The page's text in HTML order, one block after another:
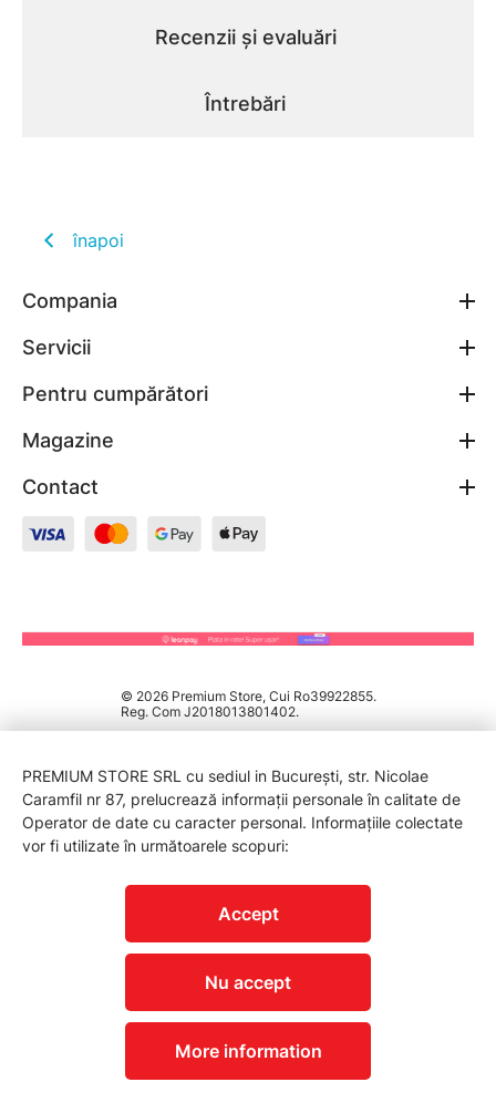
Recenzii și evaluări
Întrebări
înapoi
Compania
Servicii
Pentru cumpărători
Magazine
Contact
© 2026 Premium Store, Cui Ro39922855.
Reg. Com J2018013801402.
PREMIUM STORE SRL cu sediul in București, str. Nicolae
Caramfil nr 87, prelucrează informații personale în calitate de
Operator de date cu caracter personal. Informațiile colectate
vor fi utilizate în următoarele scopuri:
Accept
Nu accept
More information